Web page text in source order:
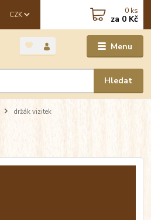
Menu
CZK
Hledat
0 ks
za 0 Kč
držák vizitek